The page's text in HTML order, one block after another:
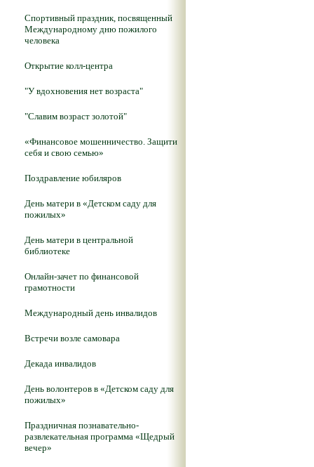
Спортивный праздник, посвященный
Международному дню пожилого
человека
Открытие колл-центра
"У вдохновения нет возраста"
"Славим возраст золотой"
«Финансовое мошенничество. Защити
себя и свою семью»
Поздравление юбиляров
День матери в «Детском саду для
пожилых»
День матери в центральной
библиотеке
Онлайн-зачет по финансовой
грамотности
Международный день инвалидов
Встречи возле самовара
Декада инвалидов
День волонтеров в «Детском саду для
пожилых»
Праздничная познавательно-
развлекательная программа «Щедрый
вечер»